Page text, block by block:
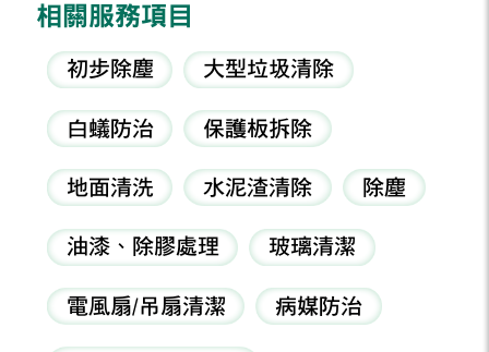
相關服務項目
初步除塵 大型垃圾清除
白蟻防治 保護板拆除
地面清洗 水泥渣清除 除塵
油漆、除膠處理 玻璃清潔
電風扇/吊扇清潔 病媒防治